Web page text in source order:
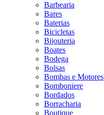
Barbearia
Bares
Baterias
Bicicletas
Bijouteria
Boates
Bodega
Bolsas
Bombas e Motores
Bomboniere
Bordados
Borracharia
Boutique